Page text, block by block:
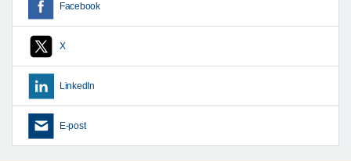
Facebook
X
LinkedIn
E-post